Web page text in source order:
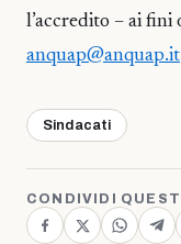
l’accredito – ai fini
anquap@anquap.it
Sindacati
CONDIVIDI